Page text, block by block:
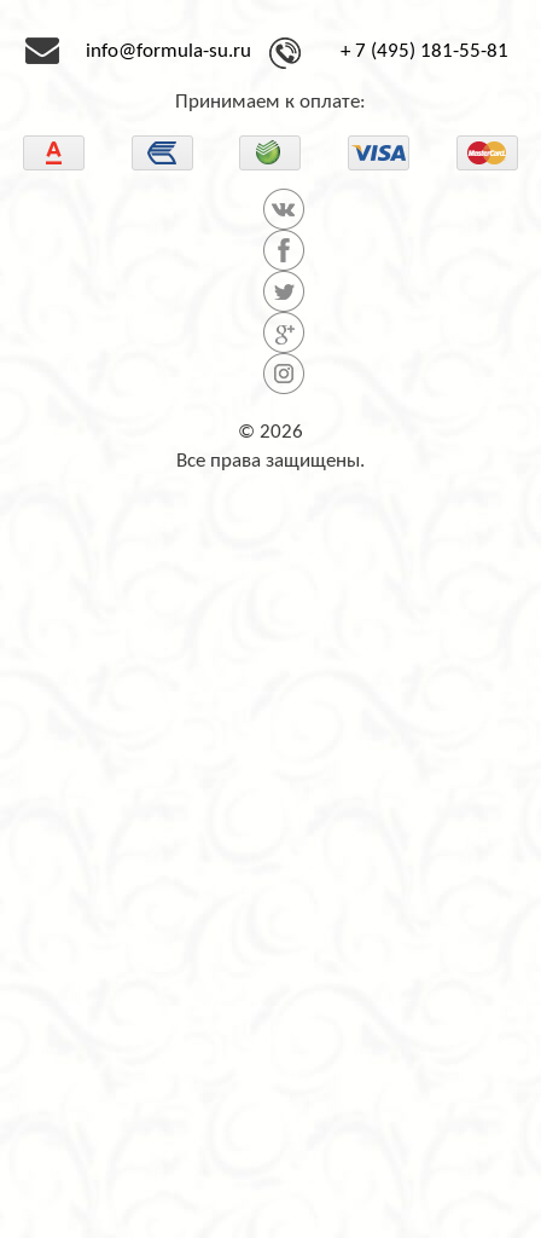
info@formula-su.ru + 7 (495) 181-55-81
Принимаем к оплате:
© 2026
Все права защищены.